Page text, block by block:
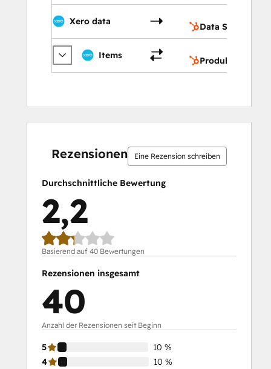
Xero data
Data Studio
Items
Produkte
Rezensionen Eine Rezension schreiben
Durchschnittliche Bewertung
2,2
Basierend auf 40 Bewertungen
Rezensionen insgesamt
40
Anzahl der Rezensionen seit Beginn
5
10 %
4
10 %